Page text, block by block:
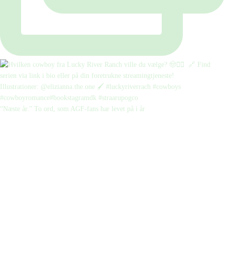
“Næste år.” To ord, som AGF-fans har levet på i år